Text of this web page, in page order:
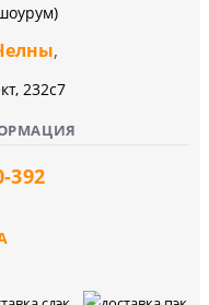
,
232c7
392